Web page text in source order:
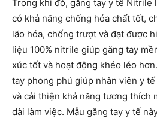
Trong khi đó, găng tay y tế Nitrile
có khả năng chống hóa chất tốt,
lão hóa, chống trượt và đạt được
liệu 100% nitrile giúp găng tay
xúc tốt và hoạt động khéo léo
tay phong phú giúp nhân viên y
và cải thiện khả năng tương thích
dài làm việc. Mẫu găng tay y tế